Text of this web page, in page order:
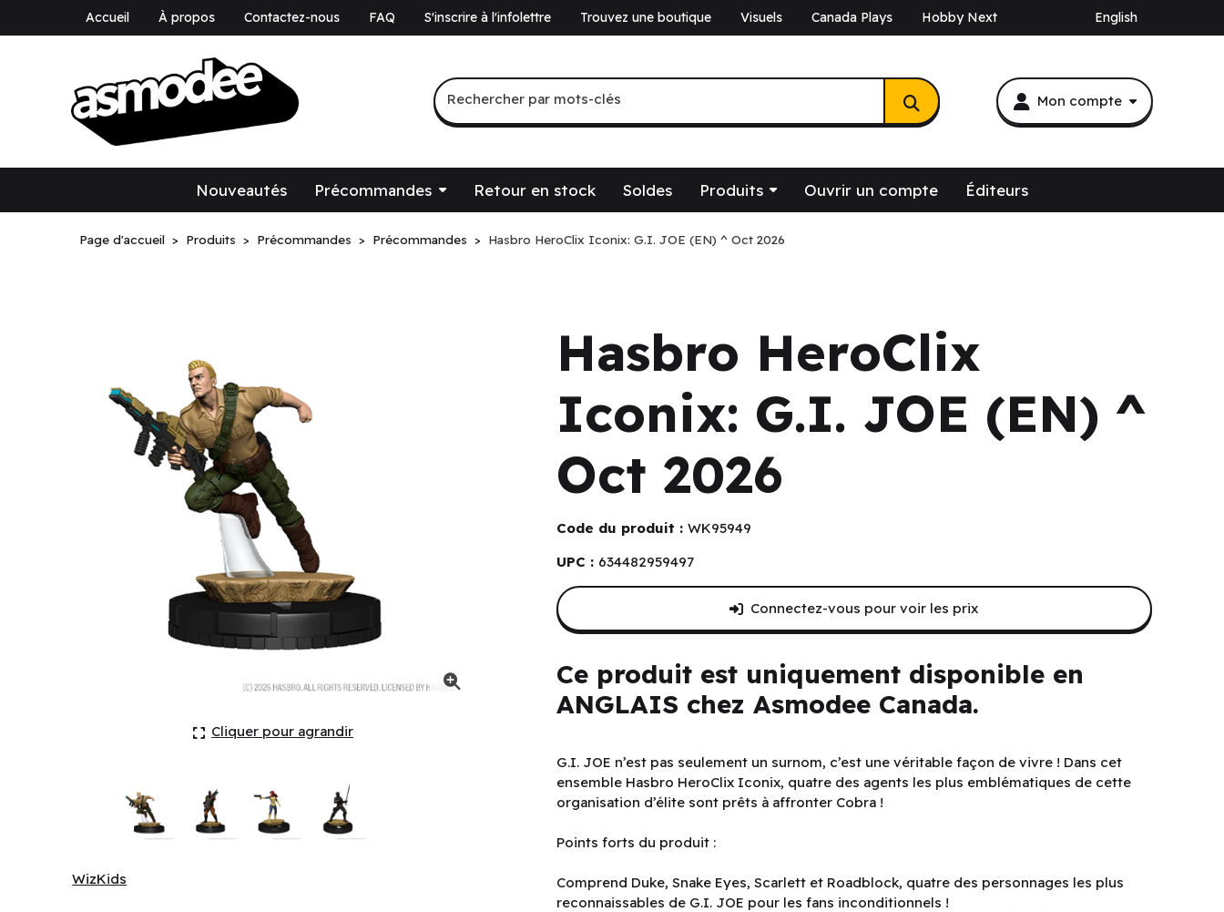
Accueil À propos Contactez-nous FAQ S'inscrire à l'infolettre Trouvez une boutique Visuels Canada Plays Hobby Next English
Mon compte
Recherche par mots-clés
Rechercher par mots-clés
Nouveautés Précommandes Retour en stock Soldes Produits Ouvrir un compte Éditeurs
Page d'accueil Produits Précommandes Précommandes Hasbro HeroClix Iconix: G.I. JOE (EN) ^ Oct 2026
Cliquer pour agrandir
WizKids
Hasbro HeroClix
Iconix: G.I. JOE (EN) ^
Oct 2026
Code du produit : WK95949
UPC : 634482959497
Ce produit est uniquement disponible en
ANGLAIS chez Asmodee Canada.
G.I. JOE n’est pas seulement un surnom, c’est une véritable façon de vivre ! Dans cet
ensemble Hasbro HeroClix Iconix, quatre des agents les plus emblématiques de cette
organisation d’élite sont prêts à affronter Cobra !
Points forts du produit :
Comprend Duke, Snake Eyes, Scarlett et Roadblock, quatre des personnages les plus
reconnaissables de G.I. JOE pour les fans inconditionnels !
Connectez-vous pour voir les prix